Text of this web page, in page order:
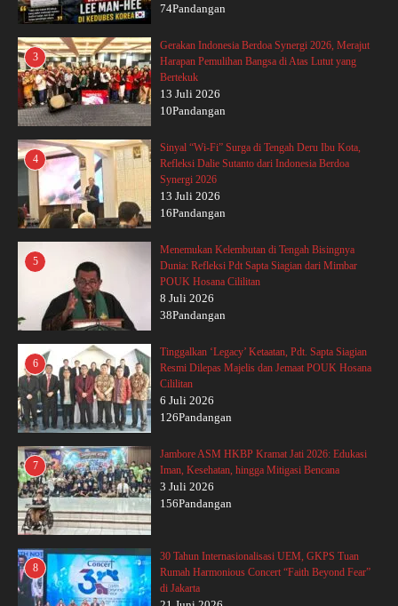
74Pandangan
3
Gerakan Indonesia Berdoa Synergi 2026, Merajut
Harapan Pemulihan Bangsa di Atas Lutut yang
Bertekuk
13 Juli 2026
10Pandangan
4
Sinyal “Wi-Fi” Surga di Tengah Deru Ibu Kota,
Refleksi Dalie Sutanto dari Indonesia Berdoa
Synergi 2026
13 Juli 2026
16Pandangan
5
Menemukan Kelembutan di Tengah Bisingnya
Dunia: Refleksi Pdt Sapta Siagian dari Mimbar
POUK Hosana Cililitan
8 Juli 2026
38Pandangan
6
Tinggalkan ‘Legacy’ Ketaatan, Pdt. Sapta Siagian
Resmi Dilepas Majelis dan Jemaat POUK Hosana
Cililitan
6 Juli 2026
126Pandangan
7
Jambore ASM HKBP Kramat Jati 2026: Edukasi
Iman, Kesehatan, hingga Mitigasi Bencana
3 Juli 2026
156Pandangan
8
30 Tahun Internasionalisasi UEM, GKPS Tuan
Rumah Harmonious Concert “Faith Beyond Fear”
di Jakarta